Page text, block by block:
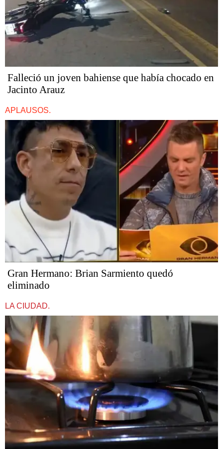
Falleció un joven bahiense que había chocado en
Jacinto Arauz
APLAUSOS.
Gran Hermano: Brian Sarmiento quedó
eliminado
LA CIUDAD.